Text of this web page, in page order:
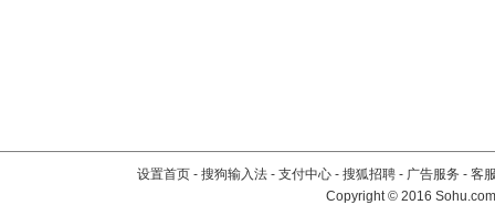
设置首页 - 搜狗输入法 - 支付中心 - 搜狐招聘 - 广告服务 - 客
Copyright©2016